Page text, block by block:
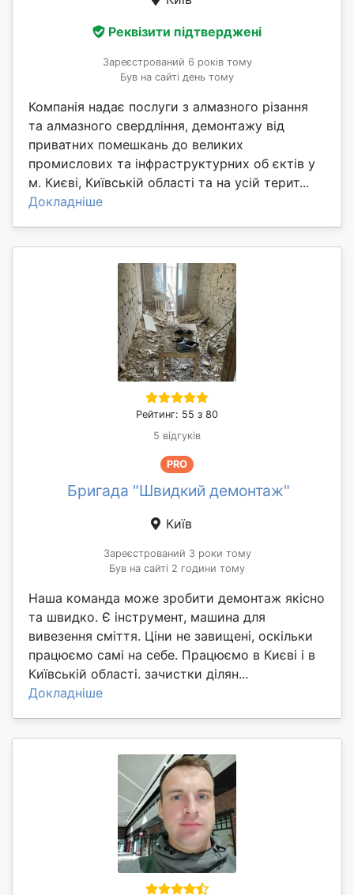
Реквізити підтверджені
Зареєстрований 6 років тому
Був на сайті день тому
Компанія надає послуги з алмазного різання
та алмазного свердління, демонтажу від
приватних помешкань до великих
промислових та інфраструктурних об єктів у
м. Києві, Київській області та на усій терит...
Докладніше
Рейтинг: 55 з 80
5 відгуків
PRO
Бригада "Швидкий демонтаж"
Київ
Зареєстрований 3 роки тому
Був на сайті 2 години тому
Наша команда може зробити демонтаж якісно
та швидко. Є інструмент, машина для
вивезення сміття. Ціни не завищені, оскільки
працюємо самі на себе. Працюємо в Києві і в
Київській області. зачистки ділян...
Докладніше